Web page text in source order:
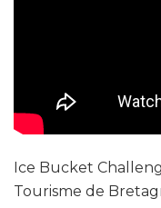
Ice Bucket
Tourisme de